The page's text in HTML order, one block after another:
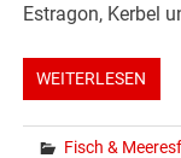
Estragon, Kerbel
WEITERLESEN
Fisch &